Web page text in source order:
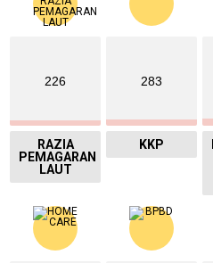
226
RAZIA
PEMAGARAN
LAUT
283
KKP